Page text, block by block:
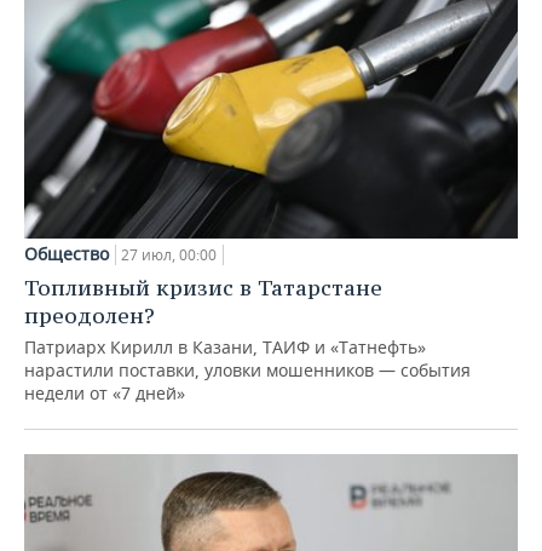
Общество 27 июл, 00:00
Топливный кризис в Татарстане
преодолен?
Патриарх Кирилл в Казани, ТАИФ и «Татнефть»
нарастили поставки, уловки мошенников — события
недели от «7 дней»